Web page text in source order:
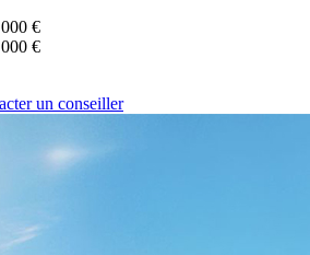
€
€
un conseiller